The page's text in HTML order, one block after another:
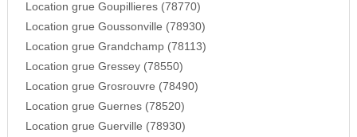
Location grue Goupillieres (78770)
Location grue Goussonville (78930)
Location grue Grandchamp (78113)
Location grue Gressey (78550)
Location grue Grosrouvre (78490)
Location grue Guernes (78520)
Location grue Guerville (78930)